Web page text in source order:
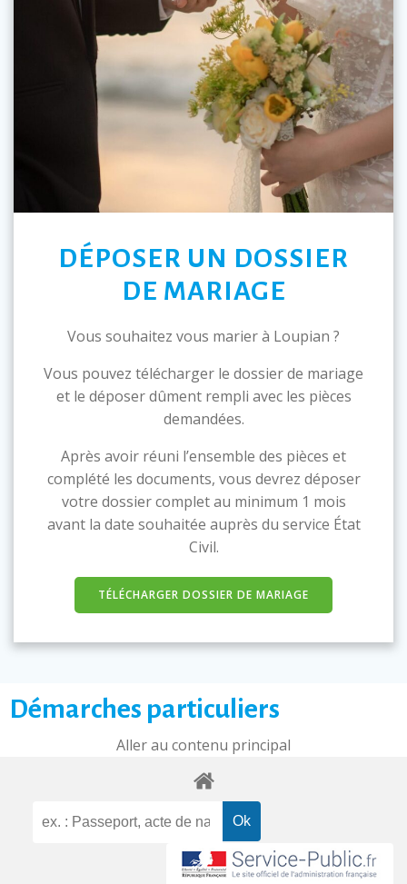
DÉPOSER UN DOSSIER
DE MARIAGE
Vous souhaitez vous marier à Loupian ?
Vous pouvez télécharger le dossier de mariage
et le déposer dûment rempli avec les pièces
demandées.
Après avoir réuni l’ensemble des pièces et
complété les documents, vous devrez déposer
votre dossier complet au minimum 1 mois
avant la date souhaitée auprès du service État
Civil.
TÉLÉCHARGER DOSSIER DE MARIAGE
Démarches particuliers
Aller au contenu principal